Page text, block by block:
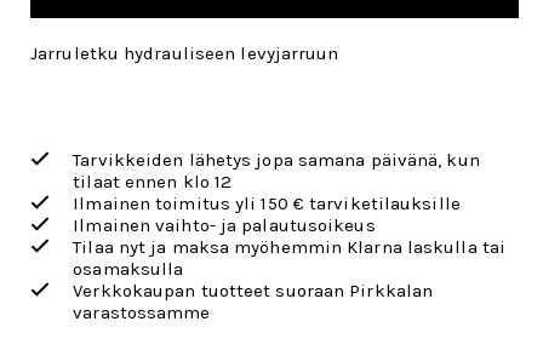
Jarruletku hydrauliseen levyjarruun
Tarvikkeiden lähetys jopa samana päivänä, kun
tilaat ennen klo 12
Ilmainen toimitus yli 150 € tarviketilauksille
Ilmainen vaihto- ja palautusoikeus
Tilaa nyt ja maksa myöhemmin Klarna laskulla tai
osamaksulla
Verkkokaupan tuotteet suoraan Pirkkalan
varastossamme